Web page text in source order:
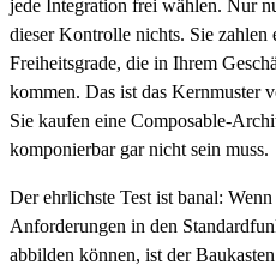
jede Integration frei wählen. Nur
dieser Kontrolle nichts. Sie
Freiheitsgrade, die in Ihrem
kommen. Das ist das Kernmuster
Sie kaufen eine Composable-
komponierbar gar nicht sein muss.
Der ehrlichste Test ist banal:
Anforderungen in den
abbilden können, ist der